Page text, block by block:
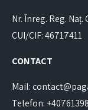
Nr. Înreg. Reg. Naț.
CUI/CIF: 46717411
CONTACT
Mail:
Telefon: